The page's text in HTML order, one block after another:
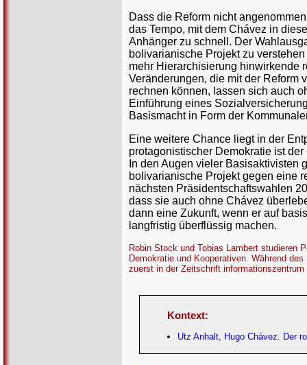
Dass die Reform nicht
das Tempo, mit dem Chávez in
Anhänger zu schnell. Der
bolivarianische Projekt zu
mehr Hierarchisierung hinwirkende
Veränderungen, die mit der Reform
rechnen können, lassen sich auch
Einführung eines
Basismacht in Form der
Eine weitere Chance liegt in der
protagonistischer Demokratie ist
In den Augen vieler Basisaktivisten
bolivarianische Projekt gegen eine
nächsten Präsidentschaftswahlen
dass sie auch ohne Chávez
dann eine Zukunft, wenn er auf
langfristig überflüssig machen.
Robin Stock und Tobias Lambert studieren
Demokratie und Kooperativen. Während
zuerst in der Zeitschrift informationszentrum
Kontext:
Utz Anhalt, Hugo Chávez. Der